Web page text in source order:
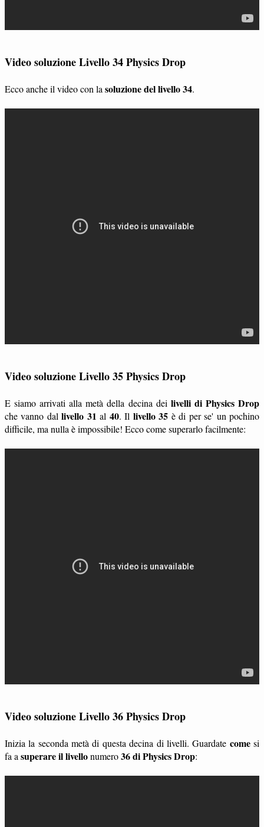
Video soluzione Livello 34 Physics Drop
Ecco anche il video con la soluzione del livello 34.
Video soluzione Livello 35 Physics Drop
E siamo arrivati alla metà della decina dei livelli di Physics Drop
che vanno dallivello 31 al 40. Il livello 35 è di per se' un pochino
difficile, ma nulla è impossibile! Ecco come superarlo facilmente:
Video soluzione Livello 36 Physics Drop
Inizia la seconda metà di questa decina di livelli. Guardate comesi
fa a superare il livellonumero36 di Physics Drop: